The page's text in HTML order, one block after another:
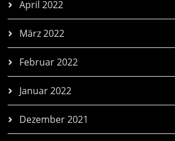
April 2022
März 2022
Februar 2022
Januar 2022
Dezember 2021